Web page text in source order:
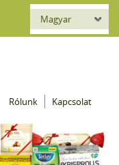
Rólunk Kapcsolat
Magyar